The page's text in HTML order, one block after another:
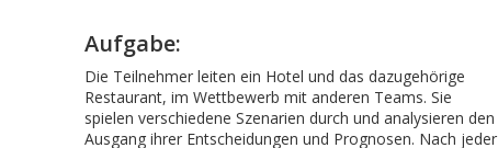
Aufgabe:
Die Teilnehmer leiten ein Hotel und das dazugehörige
Restaurant, im Wettbewerb mit anderen Teams. Sie
spielen verschiedene Szenarien durch und analysieren den
Ausgang ihrer Entscheidungen und Prognosen. Nach jeder